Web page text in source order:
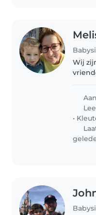
Wij
kleuter,
•